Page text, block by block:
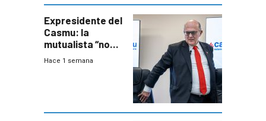
seguridad
Expresidente del
Casmu: la
mutualista “no
está para pagar”
Hace 1 semana